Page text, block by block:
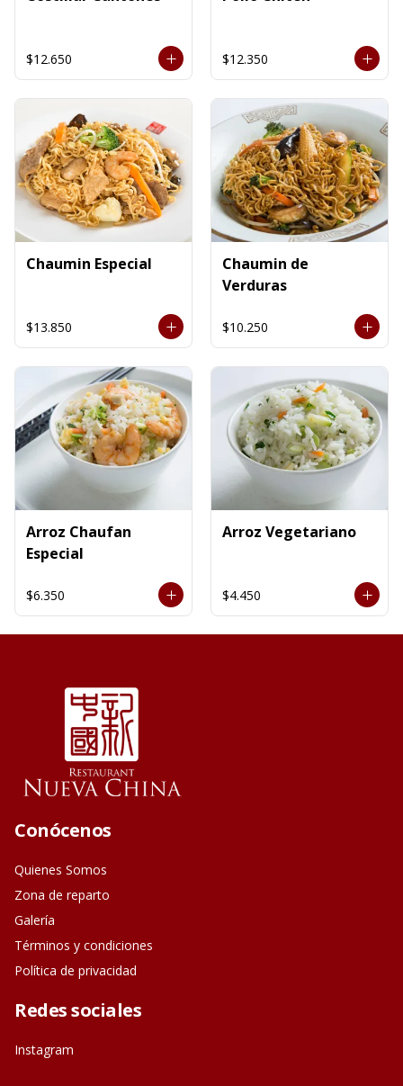
$12.650 $12.350
Chaumin Especial
$13.850
Chaumin de
Verduras
$10.250
Arroz Chaufan
Especial
$6.350
Arroz Vegetariano
$4.450
Conócenos
Quienes Somos
Zona de reparto
Galería
Términos y condiciones
Política de privacidad
Redes sociales
Instagram